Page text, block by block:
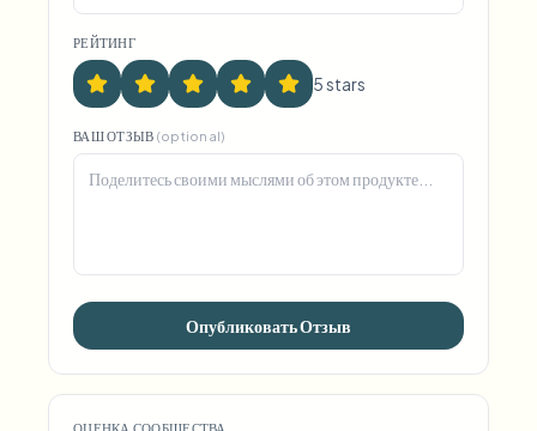
РЕЙТИНГ
5stars
ВАШ ОТЗЫВ (optional)
Опубликовать Отзыв